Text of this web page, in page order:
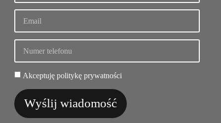
Akceptuję politykę prywatności
Wyślij wiadomość